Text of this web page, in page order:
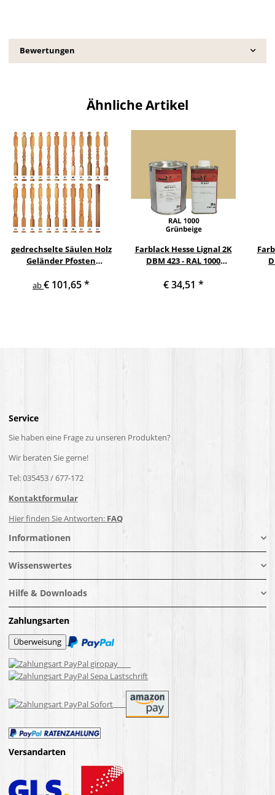
Bewertungen
Ähnliche Artikel
gedrechselte Säulen Holz
Geländer Pfosten
Holzpfosten Holzsäulen
ab€ 101,65*
Farblack Hesse Lignal 2K
DBM 423 - RAL 1000
€ 34,51 *
Service
Sie haben eine Frage zu unseren Produkten?
Wir beraten Sie gerne!
Tel: 035453 / 677-172
Kontaktformular
Hier finden Sie Antworten: FAQ
Informationen
Wissenswertes
Hilfe & Downloads
Zahlungsarten
Versandarten